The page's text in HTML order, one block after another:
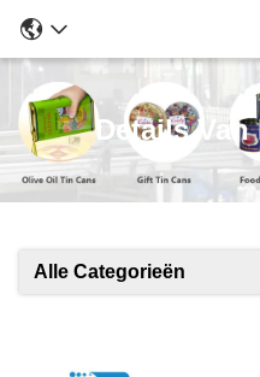
Details Van
Alle Categorieën